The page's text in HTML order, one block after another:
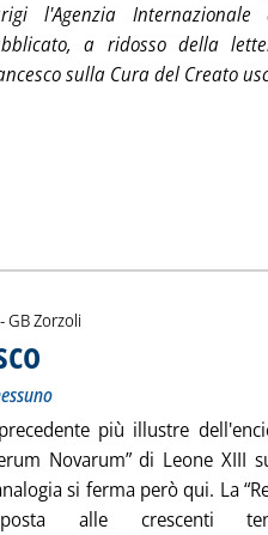
l'Agenzia Internazionale
a ridosso della
sulla Cura del Creato
di:
GB Zorzoli
più illustre
Novarum” di Leone XIII
si ferma però qui. La
alle crescenti